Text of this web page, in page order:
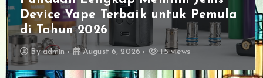
Device Vape Terbaik untuk Pemula
di Tahun 2026
Byadmin August 6, 2026 15 views